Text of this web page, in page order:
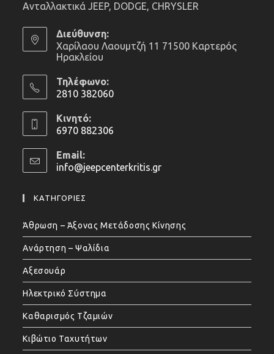
Ανταλλακτικά JEEP, DODGE, CHRYSLER
Διεύθυνση:
Χαρίλαου Λαουμτζή 11 71500 Καρτερός
Ηρακλείου
Τηλέφωνο:
2810 382060
in
your
application
Κινητό:
6970 882306
in
your
Email:
info@jeepcenterkritis.grOpens
ΚΑΤΗΓΟΡΙΕΣ
Άθρωση – Άξονας Μετάδοσης Κίνησης
Ανάρτηση – Ψαλίδια
Αξεσουάρ
Ηλεκτρικό Σύστημα
Καθαρισμός Τζαμιών
Κιβώτιο Ταχυτήτων